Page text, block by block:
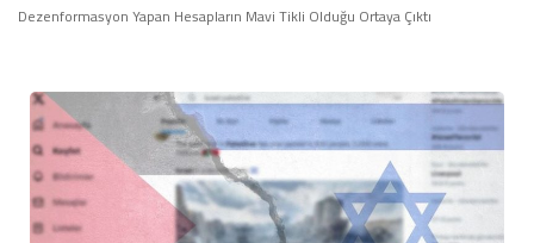
Dezenformasyon Yapan Hesapların Mavi Tikli Olduğu Ortaya Çıktı